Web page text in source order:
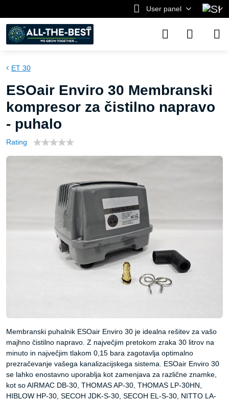
User panel
ET 30
ESOair Enviro 30 Membranski
kompresor za čistilno napravo
- puhalo
Rating
Membranski puhalnik ESOair Enviro 30 je idealna rešitev za vašo
majhno čistilno napravo. Z največjim pretokom zraka 30 litrov na
minuto in največjim tlakom 0,15 bara zagotavlja optimalno
prezračevanje vašega kanalizacijskega sistema. ESOair Enviro 30
se lahko enostavno uporablja kot zamenjava za različne znamke,
kot so AIRMAC DB-30, THOMAS AP-30, THOMAS LP-30HN,
HIBLOW HP-30, SECOH JDK-S-30, SECOH EL-S-30, NITTO LA-